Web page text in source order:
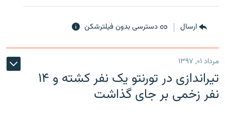
ارسال دسترسی بدون فیلترشکن
مرداد ۰۱, ۱۳۹۷
تیراندازی در تورنتو یک نفر کشته و ۱۴
نفر زخمی بر جای گذاشت